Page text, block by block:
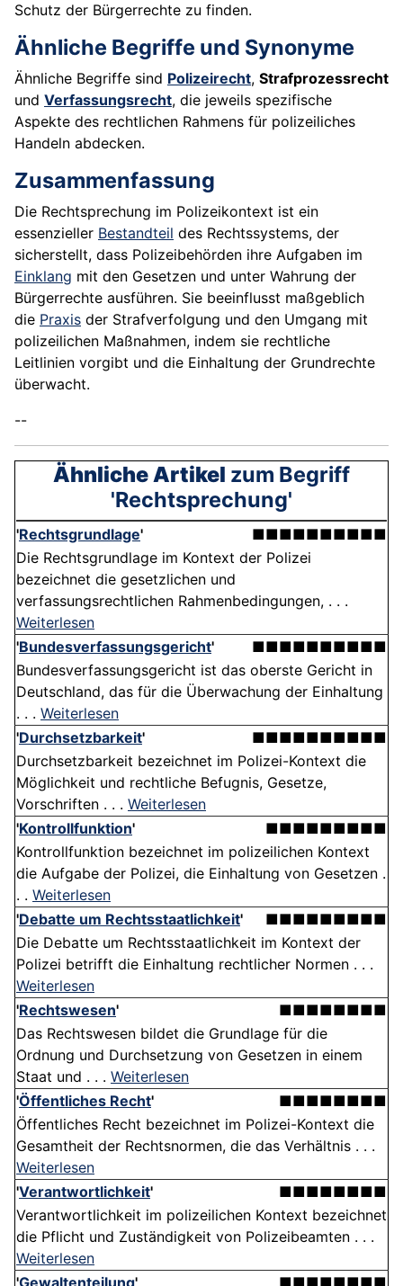
Schutz der Bürgerrechte zu finden.
Ähnliche Begriffe und Synonyme
Ähnliche Begriffe sind Polizeirecht, Strafprozessrecht
und Verfassungsrecht, die jeweils spezifische
Aspekte des rechtlichen Rahmens für polizeiliches
Handeln abdecken.
Zusammenfassung
Die Rechtsprechung im Polizeikontext ist ein
essenzieller Bestandteil des Rechtssystems, der
sicherstellt, dass Polizeibehörden ihre Aufgaben im
Einklang mit den Gesetzen und unter Wahrung der
Bürgerrechte ausführen. Sie beeinflusst maßgeblich
die Praxis der Strafverfolgung und den Umgang mit
polizeilichen Maßnahmen, indem sie rechtliche
Leitlinien vorgibt und die Einhaltung der Grundrechte
überwacht.
--
Ähnliche Artikel zum Begriff
'Rechtsprechung'
'Rechtsgrundlage'
■■■■■■■■■■
Die Rechtsgrundlage im Kontext der Polizei
bezeichnet die gesetzlichen und
verfassungsrechtlichen Rahmenbedingungen, . . .
Weiterlesen
'Bundesverfassungsgericht'
■■■■■■■■■■
Bundesverfassungsgericht ist das oberste Gericht in
Deutschland, das für die Überwachung der Einhaltung
. . . Weiterlesen
'Durchsetzbarkeit'
■■■■■■■■■■
Durchsetzbarkeit bezeichnet im Polizei-Kontext die
Möglichkeit und rechtliche Befugnis, Gesetze,
Vorschriften . . . Weiterlesen
'Kontrollfunktion'
■■■■■■■■■
Kontrollfunktion bezeichnet im polizeilichen Kontext
die Aufgabe der Polizei, die Einhaltung von Gesetzen .
. . Weiterlesen
'Debatte um Rechtsstaatlichkeit'
■■■■■■■■■
Die Debatte um Rechtsstaatlichkeit im Kontext der
Polizei betrifft die Einhaltung rechtlicher Normen . . .
Weiterlesen
'Rechtswesen'
■■■■■■■■
Das Rechtswesen bildet die Grundlage für die
Ordnung und Durchsetzung von Gesetzen in einem
Staat und . . . Weiterlesen
'Öffentliches Recht'
■■■■■■■■
Öffentliches Recht bezeichnet im Polizei-Kontext die
Gesamtheit der Rechtsnormen, die das Verhältnis . . .
Weiterlesen
'Verantwortlichkeit'
■■■■■■■■
Verantwortlichkeit im polizeilichen Kontext bezeichnet
die Pflicht und Zuständigkeit von Polizeibeamten . . .
Weiterlesen